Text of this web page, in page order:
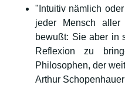
"Intuitiv nämlich
jeder Mensch aller
bewußt: Sie aber in
Reflexion zu
Philosophen, der
Arthur